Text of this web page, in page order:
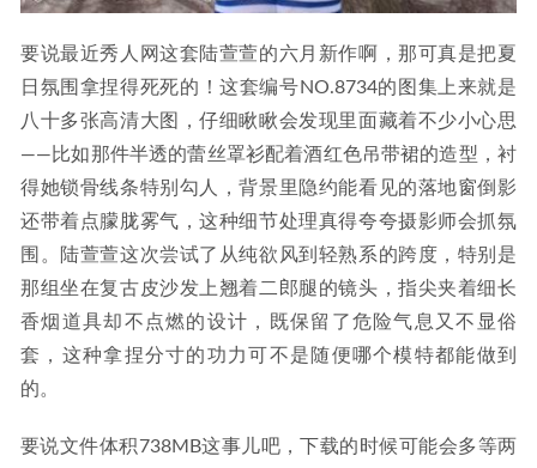
要说最近秀人网这套陆萱萱的六月新作啊，那可真是把夏
日氛围拿捏得死死的！这套编号NO.8734的图集上来就是
八十多张高清大图，仔细瞅瞅会发现里面藏着不少小心思
——比如那件半透的蕾丝罩衫配着酒红色吊带裙的造型，衬
得她锁骨线条特别勾人，背景里隐约能看见的落地窗倒影
还带着点朦胧雾气，这种细节处理真得夸夸摄影师会抓氛
围。陆萱萱这次尝试了从纯欲风到轻熟系的跨度，特别是
那组坐在复古皮沙发上翘着二郎腿的镜头，指尖夹着细长
香烟道具却不点燃的设计，既保留了危险气息又不显俗
套，这种拿捏分寸的功力可不是随便哪个模特都能做到
的。
要说文件体积738MB这事儿吧，下载的时候可能会多等两